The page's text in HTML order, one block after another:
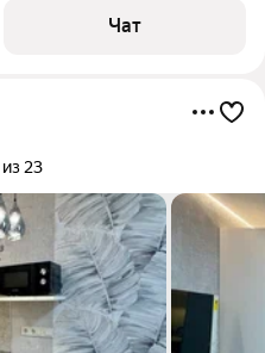
Чат
23